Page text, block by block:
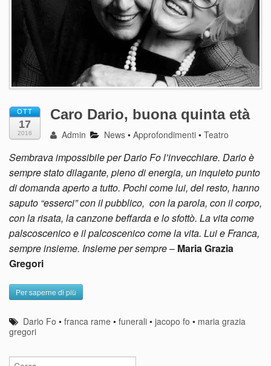
OTT
17
2016
Caro Dario, buona quinta età
Admin News •Approfondimenti •Teatro
Sembrava impossibile per Dario Fo l’invecchiare. Dario è
sempre stato dilagante, pieno di energia, un inquieto punto
di domanda aperto a tutto. Pochi come lui, del resto, hanno
saputo “esserci” con il pubblico, con la parola, con il corpo,
con la risata, la canzone beffarda e lo sfottò. La vita come
palscoscenico e il palcoscenico come la vita. Lui e Franca,
sempre insieme. Insieme per sempre– Maria Grazia
Gregori
Per saperne di più
Dario Fo •franca rame •funerali •jacopo fo • maria grazia
gregori